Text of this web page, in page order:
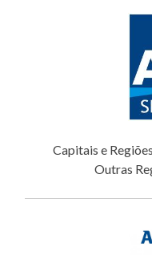
Capitais e
Outras